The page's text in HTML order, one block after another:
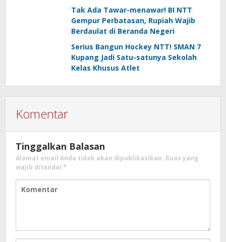
Tak Ada Tawar-menawar! BI NTT
Gempur Perbatasan, Rupiah Wajib
Berdaulat di Beranda Negeri
Serius Bangun Hockey NTT! SMAN 7
Kupang Jadi Satu-satunya Sekolah
Kelas Khusus Atlet
Komentar
Tinggalkan Balasan
Alamat email Anda tidak akan dipublikasikan. Ruas yang
wajib ditandai *